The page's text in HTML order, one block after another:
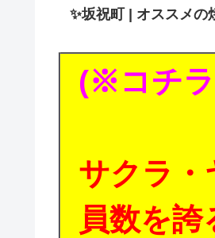
✨坂祝町 | オススメの
(※コチ
サクラ・
員数を